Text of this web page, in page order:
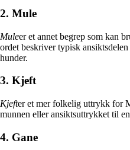
2. Mule
Muleer et annet begrep som kan
ordet beskriver typisk
hunder.
3. Kjeft
Kjefter et mer folkelig uttrykk for
munnen eller ansiktsuttrykket til
4. Gane